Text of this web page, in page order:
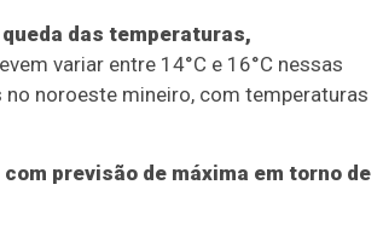
das temperaturas,
variar entre 14°C e 16°C nessas
noroeste mineiro, com temperaturas
previsão de máxima em torno de